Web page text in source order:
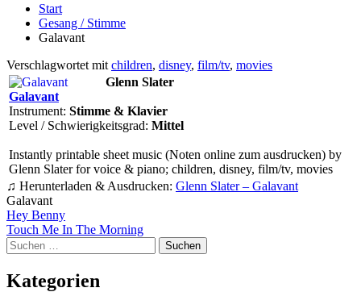
Start
Gesang / Stimme
Galavant
Verschlagwortet mit children, disney, film/tv, movies
Glenn Slater
Galavant
Instrument: Stimme & Klavier
Level / Schwierigkeitsgrad: Mittel
Instantly printable sheet music (Noten online zum ausdrucken) by
Glenn Slater for voice & piano; children, disney, film/tv, movies
♫ Herunterladen & Ausdrucken: Glenn Slater – Galavant
Galavant
Beitragsnavigation
Hey Benny
Touch Me In The Morning
Suchen
nach:
Kategorien